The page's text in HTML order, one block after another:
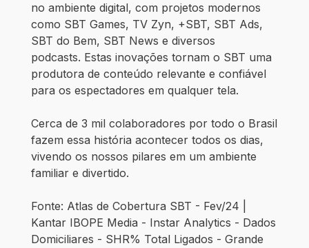
no ambiente digital, com projetos modernos
como SBT Games, TV Zyn, +SBT, SBT Ads,
SBT do Bem, SBT News e diversos
podcasts. Estas inovações tornam o SBT uma
produtora de conteúdo relevante e confiável
para os espectadores em qualquer tela.
Cerca de 3 mil colaboradores por todo o Brasil
fazem essa história acontecer todos os dias,
vivendo os nossos pilares em um ambiente
familiar e divertido.
Fonte: Atlas de Cobertura SBT - Fev/24 |
Kantar IBOPE Media - Instar Analytics - Dados
Domiciliares - SHR% Total Ligados - Grande